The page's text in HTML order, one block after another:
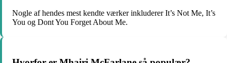
Nogle af hendes mest kendte værker inkluderer It’s Not Me, It’s
You og Dont You Forget About Me.